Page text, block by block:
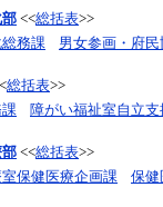
部 <<総括表>>
務課
男女参画・府
総括表>>
障がい福祉室自立支
<<総括表>>
保健医療企画課
保健